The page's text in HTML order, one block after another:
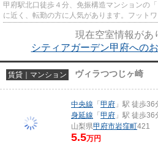
甲府駅北口徒歩４分、免振構造マンションの
に近く、転勤の方に人気があります。フット
現在空室情報があ
シティアガーデン甲府への
賃貸｜マンション ヴィラつつじヶ崎
中央線 「 甲府 」駅 徒歩36
身延線 「 甲府 」駅 徒歩36
山梨県甲府市岩窪町421
5.5万円